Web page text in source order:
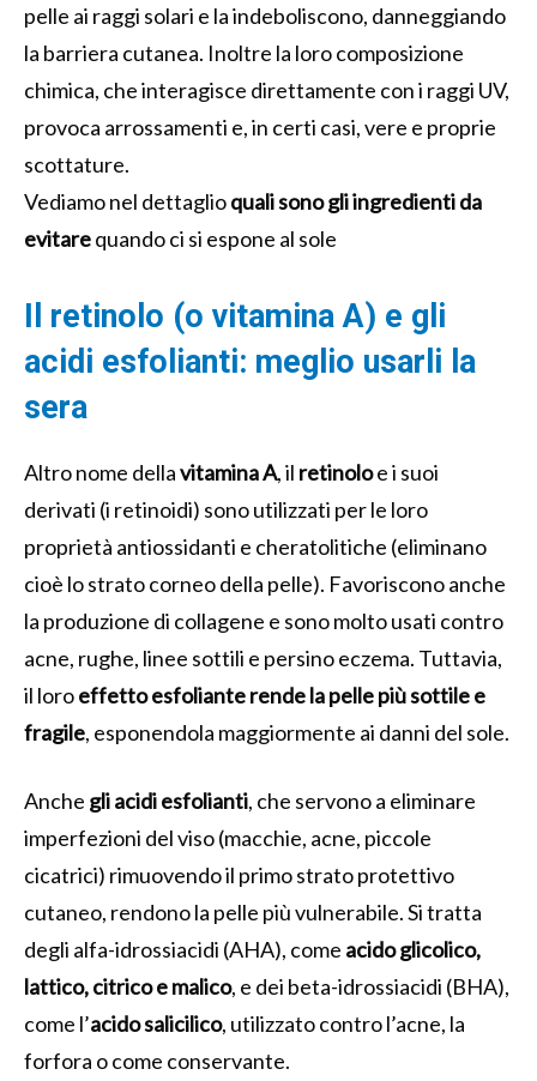
pelle ai raggi solari e la indeboliscono, danneggiando
la barriera cutanea. Inoltre la loro composizione
chimica, che interagisce direttamente con i raggi UV,
provoca arrossamenti e, in certi casi, vere e proprie
scottature.
Vediamo nel dettaglioquali sono gli ingredienti da
evitarequando ci si espone al sole
Il retinolo (o vitamina A) e gli
acidi esfolianti: meglio usarli la
sera
Altro nome dellavitamina A, il retinoloe i suoi
derivati (i retinoidi) sono utilizzati per le loro
proprietà antiossidanti e cheratolitiche (eliminano
cioè lo strato corneo della pelle). Favoriscono anche
la produzione di collagene e sono molto usati contro
acne, rughe, linee sottili e persino eczema. Tuttavia,
il loroeffetto esfoliante rende la pelle più sottile e
fragile, esponendola maggiormente ai danni del sole.
Anche gli acidi esfolianti, che servono a eliminare
imperfezioni del viso (macchie, acne, piccole
cicatrici) rimuovendo il primo strato protettivo
cutaneo, rendono la pelle più vulnerabile. Si tratta
degli alfa-idrossiacidi (AHA), come acido glicolico,
lattico, citrico e malico, e dei beta-idrossiacidi (BHA),
come l’acido salicilico, utilizzato contro l’acne, la
forfora o come conservante.